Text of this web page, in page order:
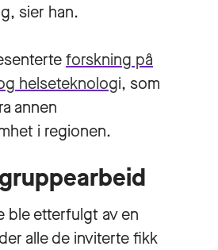
sier han.
forskning på
helseteknologi, som
annen
i regionen.
ble etterfulgt av en
alle de inviterte fikk